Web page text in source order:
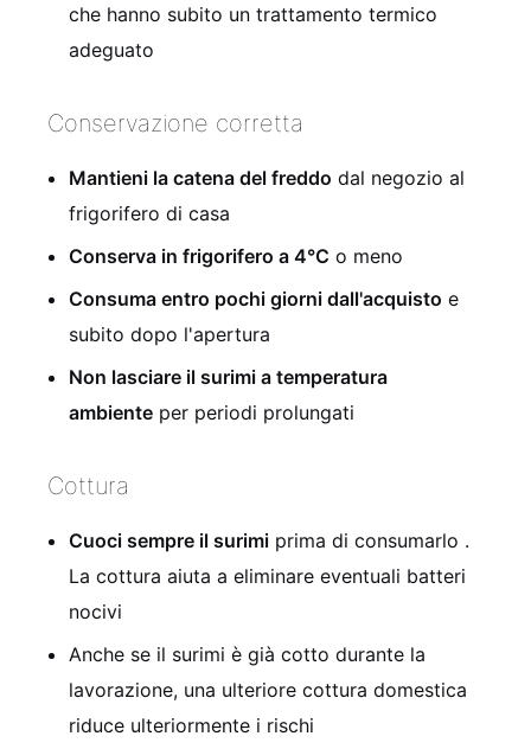
che hanno subito un trattamento termico
adeguato
Conservazione corretta
Mantieni la catena del freddo dal negozio al
frigorifero di casa
Conserva in frigorifero a 4°C o meno
Consuma entro pochi giorni dall'acquisto e
subito dopo l'apertura
Non lasciare il surimi a temperatura
ambiente per periodi prolungati
Cottura
Cuoci sempre il surimi prima di consumarlo .
La cottura aiuta a eliminare eventuali batteri
nocivi
Anche se il surimi è già cotto durante la
lavorazione, una ulteriore cottura domestica
riduce ulteriormente i rischi